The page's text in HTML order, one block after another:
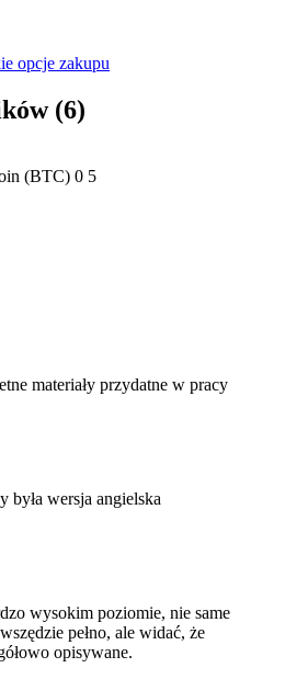
opcje zakupu
(6)
(BTC) 0 5
materiały przydatne w pracy
była wersja angielska
wysokim poziomie, nie same
pełno, ale widać, że
opisywane.